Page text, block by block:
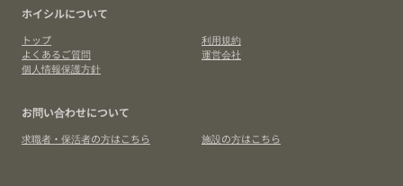
ホイシルについて
トップ
利用規約
よくあるご質問
運営会社
個人情報保護方針
お問い合わせについて
求職者・保活者の方はこちら 施設の方はこちら